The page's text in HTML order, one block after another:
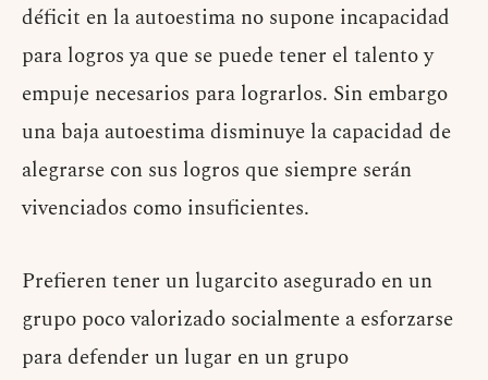
déficit en la autoestima no supone incapacidad
para logros ya que se puede tener el talento y
empuje necesarios para lograrlos. Sin embargo
una baja autoestima disminuye la capacidad de
alegrarse con sus logros que siempre serán
vivenciados como insuficientes.
Prefieren tener un lugarcito asegurado en un
grupo poco valorizado socialmente a esforzarse
para defender un lugar en un grupo